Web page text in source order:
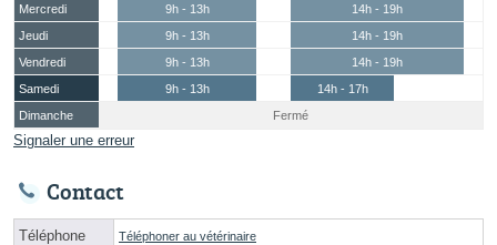
Mercredi
9h - 13h
14h - 19h
Jeudi
9h - 13h
14h - 19h
Vendredi
9h - 13h
14h - 19h
Samedi
9h - 13h
14h - 17h
Dimanche
Fermé
Signaler une erreur
Contact
Téléphone Téléphoner au vétérinaire